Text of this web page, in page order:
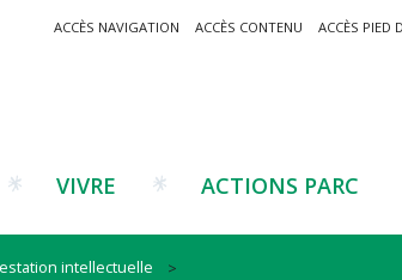
ACCÈS NAVIGATION ACCÈS CONTENU ACCÈS PIED
VIVRE ACTIONS PARC
intellectuelle